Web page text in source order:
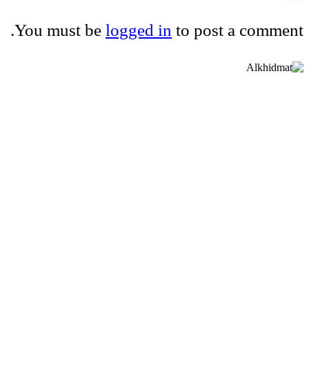
You must be logged in to post a comment.